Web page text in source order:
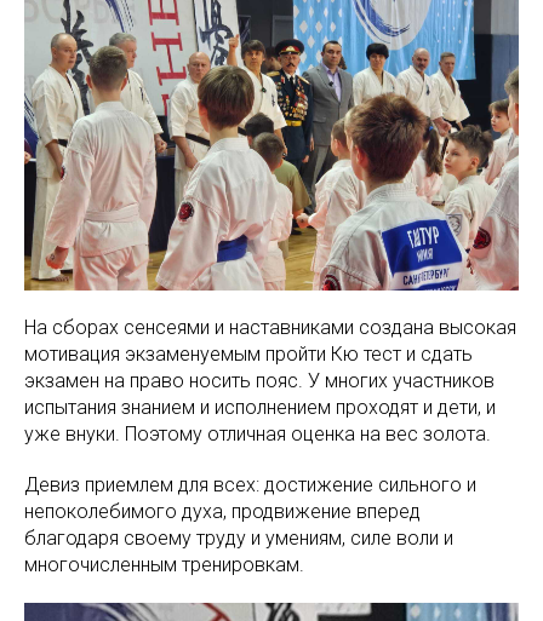
На сборах сенсеями и наставниками создана высокая
мотивация экзаменуемым пройти Кю тест и сдать
экзамен на право носить пояс. У многих участников
испытания знанием и исполнением проходят и дети, и
уже внуки. Поэтому отличная оценка на вес золота.
Девиз приемлем для всех: достижение сильного и
непоколебимого духа, продвижение вперед
благодаря своему труду и умениям, силе воли и
многочисленным тренировкам.